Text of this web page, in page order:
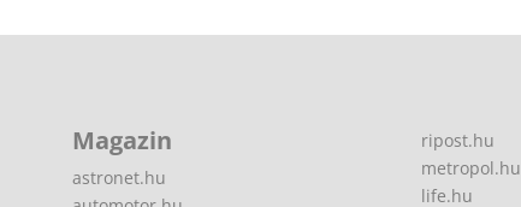
Magazin
astronet.hu
ripost.hu
metropol.hu
life.hu